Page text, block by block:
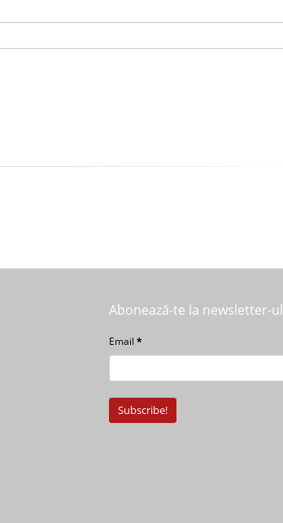
Abonează-te la newsletter-
Email *